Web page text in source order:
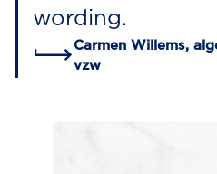
wording.
Carmen Willems,
vzw